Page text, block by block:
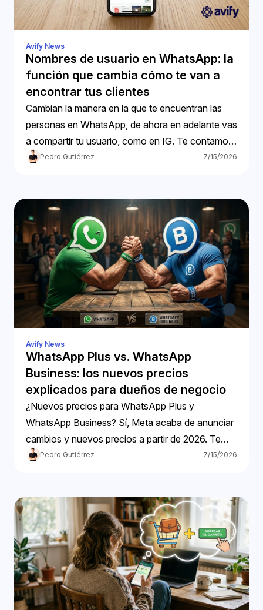
Avify News
Nombres de usuario en WhatsApp: la
función que cambia cómo te van a
encontrar tus clientes
Cambian la manera en la que te encuentran las
personas en WhatsApp, de ahora en adelante vas
a compartir tu usuario, como en IG. Te contamos
más.Pedro Gutiérrez 7/15/2026
Avify News
WhatsApp Plus vs. WhatsApp
Business: los nuevos precios
explicados para dueños de negocio
¿Nuevos precios para WhatsApp Plus y
WhatsApp Business? Sí, Meta acaba de anunciar
cambios y nuevos precios a partir de 2026. Te
contamos.
Pedro Gutiérrez 7/15/2026